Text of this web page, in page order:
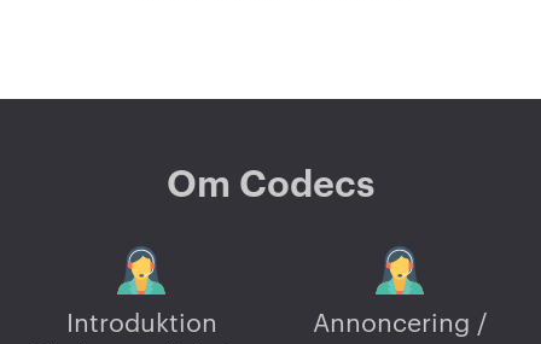
Om Codecs
Introduktion
Annoncering /